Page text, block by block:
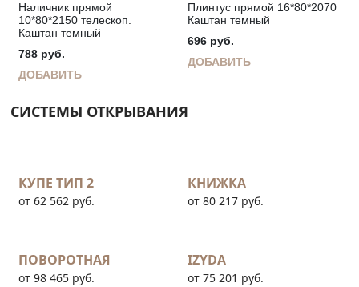
Наличник прямой
10*80*2150 телескоп.
Каштан темный
788 руб.
ДОБАВИТЬ
Плинтус прямой 16*80*2070
Каштан темный
696 руб.
ДОБАВИТЬ
СИСТЕМЫ ОТКРЫВАНИЯ
КУПЕ ТИП 2
от 62 562 руб.
КНИЖКА
от 80 217 руб.
ПОВОРОТНАЯ
от 98 465 руб.
IZYDA
от 75 201 руб.